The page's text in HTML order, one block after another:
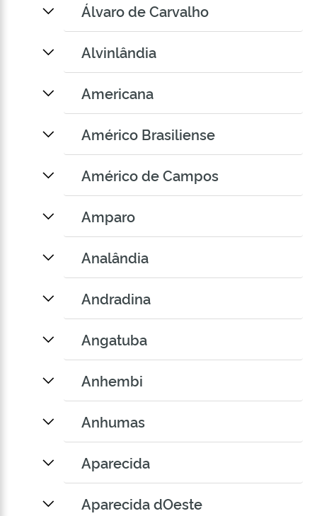
Álvaro de Carvalho
Alvinlândia
Americana
Américo Brasiliense
Américo de Campos
Amparo
Analândia
Andradina
Angatuba
Anhembi
Anhumas
Aparecida
Aparecida dOeste